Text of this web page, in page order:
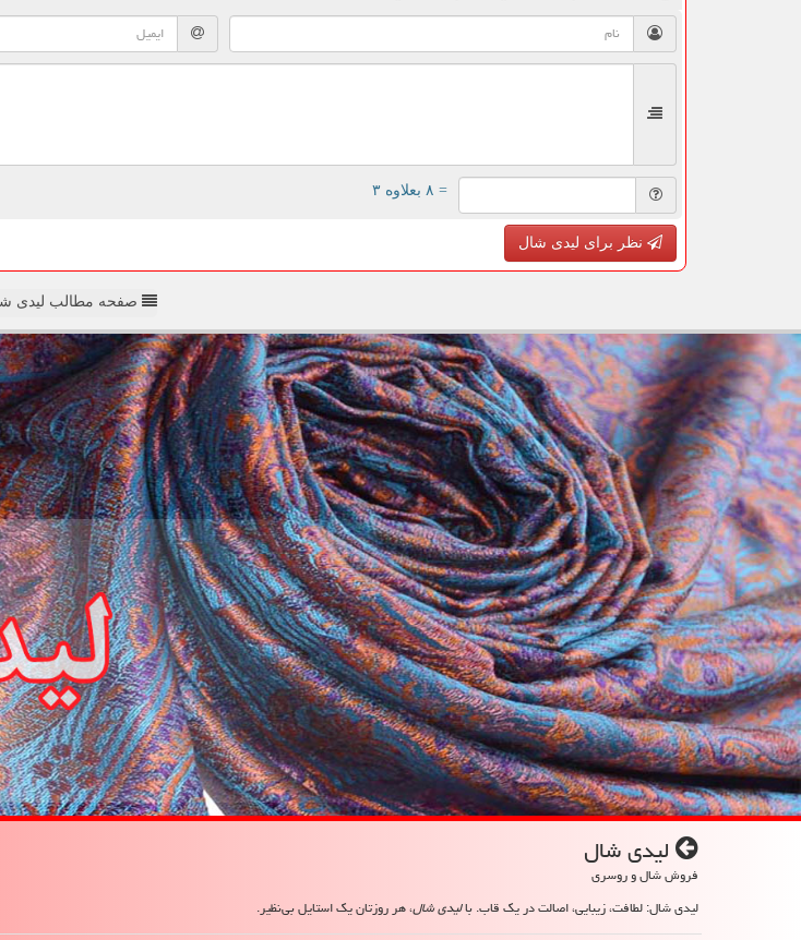
= ۸ بعلاوه ۳
نظر برای لیدی شال
صفحه مطالب لیدی
لیدی شال
فروش شال و روسری
لیدی شال: لطافت، زیبایی، اصالت در یک قاب. بالیدی شال، هر روزتان یک استایل بی‌نظیر.